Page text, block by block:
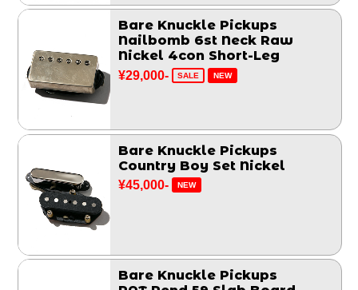
Bare Knuckle Pickups
Nailbomb 6st Neck Raw
Nickel 4con Short-Leg
¥29,000- SALE NEW
Bare Knuckle Pickups
Country Boy Set Nickel
¥45,000- NEW
Bare Knuckle Pickups